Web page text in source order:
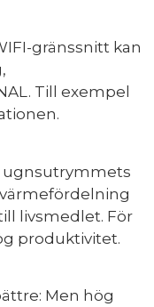
gränssnitt kan
Till exempel
ugnsutrymmets
livsmedlet. För
produktivitet.
Men hög